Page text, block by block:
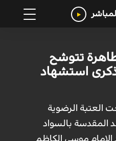
تتوشح
استشهاد
العتبة الرضوية
المقدسة بالسواد